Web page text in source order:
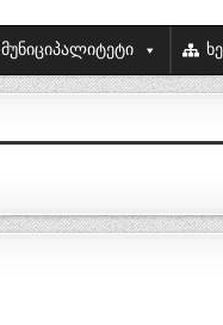
მუნიციპალიტეტი